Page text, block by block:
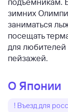
зимних
заниматься
посещать
для любителей
пейзажей.
О Японии
! Въезд для